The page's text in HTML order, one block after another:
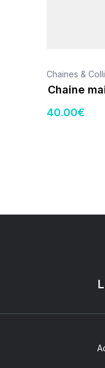
Chaines &
Chaine
40.00€